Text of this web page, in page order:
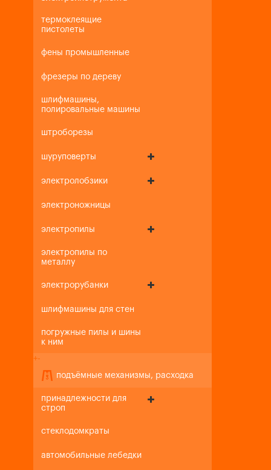
термоклеящие
пистолеты
фены промышленные
фрезеры по дереву
шлифмашины,
полировальные машины
штроборезы
шуруповерты
электролобзики
электроножницы
электропилы
электропилы по
металлу
электрорубанки
шлифмашины для стен
погружные пилы и шины
к ним
+-
подъёмные механизмы, расходка
принадлежности для
строп
стеклодомкраты
автомобильные лебедки